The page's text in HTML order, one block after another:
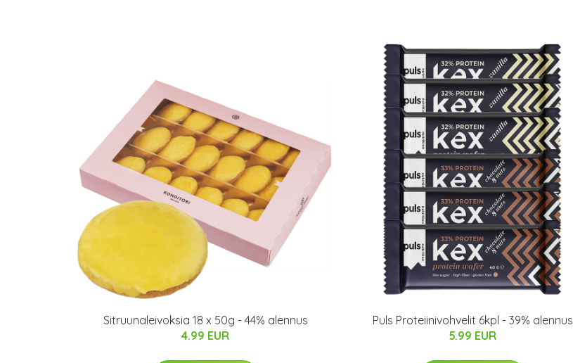
Sitruunaleivoksia 18 x 50g - 44% alennus
4.99 EUR
Puls Proteiinivohvelit 6kpl - 39% alennus
5.99 EUR